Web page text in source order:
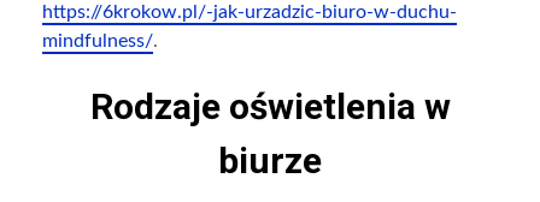
https://6krokow.pl/-jak-urzadzic-biuro-w-duchu-
mindfulness/.
Rodzaje oświetlenia w
biurze